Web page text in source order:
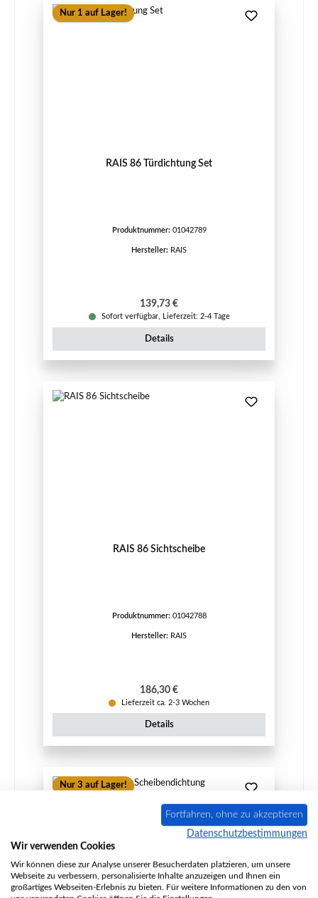
Nur 1 auf Lager!
RAIS 86 Türdichtung Set
Produktnummer: 01042789
Hersteller: RAIS
Regulärer Preis:
139,73 €
Sofort verfügbar, Lieferzeit: 2-4 Tage
Details
RAIS 86 Sichtscheibe
Produktnummer: 01042788
Hersteller: RAIS
Regulärer Preis:
186,30 €
Lieferzeit ca. 2-3 Wochen
Details
Nur 3 auf Lager!
Fortfahren, ohne zu akzeptieren
Datenschutzbestimmungen
Wir verwenden Cookies
Wir können diese zur Analyse unserer Besucherdaten platzieren, um unsere
Webseite zu verbessern, personalisierte Inhalte anzuzeigen und Ihnen ein
großartiges Webseiten-Erlebnis zu bieten. Für weitere Informationen zu den von